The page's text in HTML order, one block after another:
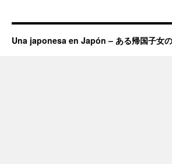
Una japonesa en Japón – ある帰国子女